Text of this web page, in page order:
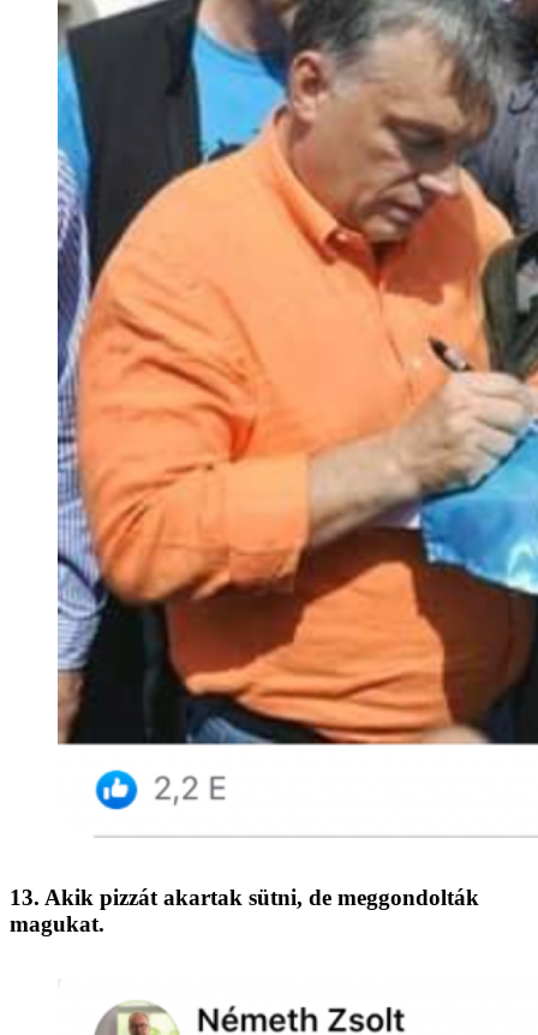
13. Akik pizzát akartak sütni, de meggondolták
magukat.